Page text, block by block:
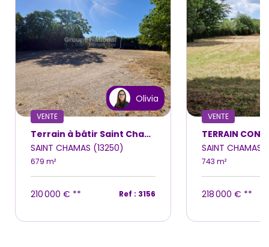
Olivia
VENTE
Terrain à bâtir Saint Chamas 679 m2
SAINT CHAMAS (13250)
679 m²
210 000 € ** Ref : 3156
VENTE
SAINT CHAMAS
743 m²
218 000 € **